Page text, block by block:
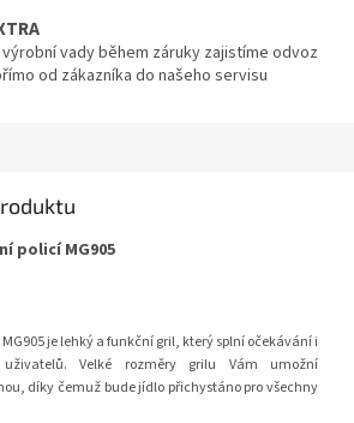
vady během záruky zajistíme odvoz
od zákazníka do našeho servisu
policí MG905
je lehký a funkční gril, který splní očekávání i
uživatelů. Velké rozměry grilu Vám umožní
díky čemuž bude jídlo přichystáno pro všechny